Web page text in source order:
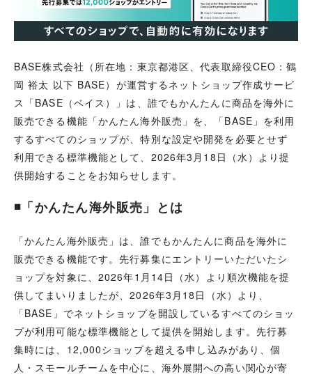
BASE株式会社（所在地：東京都港区、代表取締役CEO：鶴
岡 裕太 以下 BASE）が運営するネットショップ作成サービ
ス「BASE（ベイス）」は、誰でもかんたんに商品を海外に
販売できる機能「かんたん海外販売」を、「BASE」を利用
するすべてのショップが、特別な設定や開発を必要とせず
利用できる標準機能として、2026年3月18日（水）より提
供開始することをお知らせします。
◾️「かんたん海外販売」とは
「かんたん海外販売」は、誰でもかんたんに商品を海外に
販売できる機能です。先行募集にエントリーいただいたシ
ョップを対象に、2026年1月14日（水）より順次機能を提
供してまいりましたが、2026年3月18日（水）より、
「BASE」でネットショップを開設しているすべてのショッ
プが利用可能な標準機能として提供を開始します。先行募
集時には、12,000ショップを超える申し込みがあり、個
人・スモールチームを中心に、海外展開への高い関心が寄